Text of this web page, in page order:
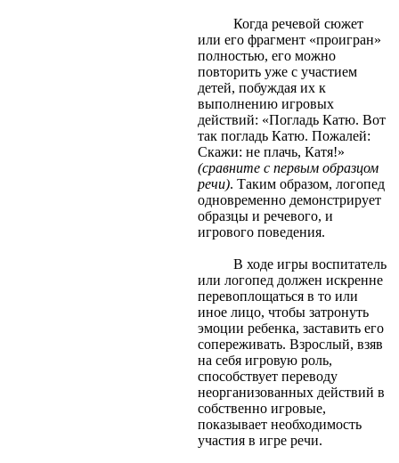
Когда речевой сюжет
или его фрагмент «проигран»
полностью, его можно
повторить уже с участием
детей, побуждая их к
выполнению игровых
действий: «Погладь Катю. Вот
так погладь Катю. Пожалей:
Скажи: не плачь, Катя!»
(сравните с первым образцом
речи). Таким образом, логопед
одновременно демонстрирует
образцы и речевого, и
игрового поведения.
В ходе игры воспитатель
или логопед должен искренне
перевоплощаться в то или
иное лицо, чтобы затронуть
эмоции ребенка, заставить его
сопереживать. Взрослый, взяв
на себя игровую роль,
способствует переводу
неорганизованных действий в
собственно игровые,
показывает необходимость
участия в игре речи.